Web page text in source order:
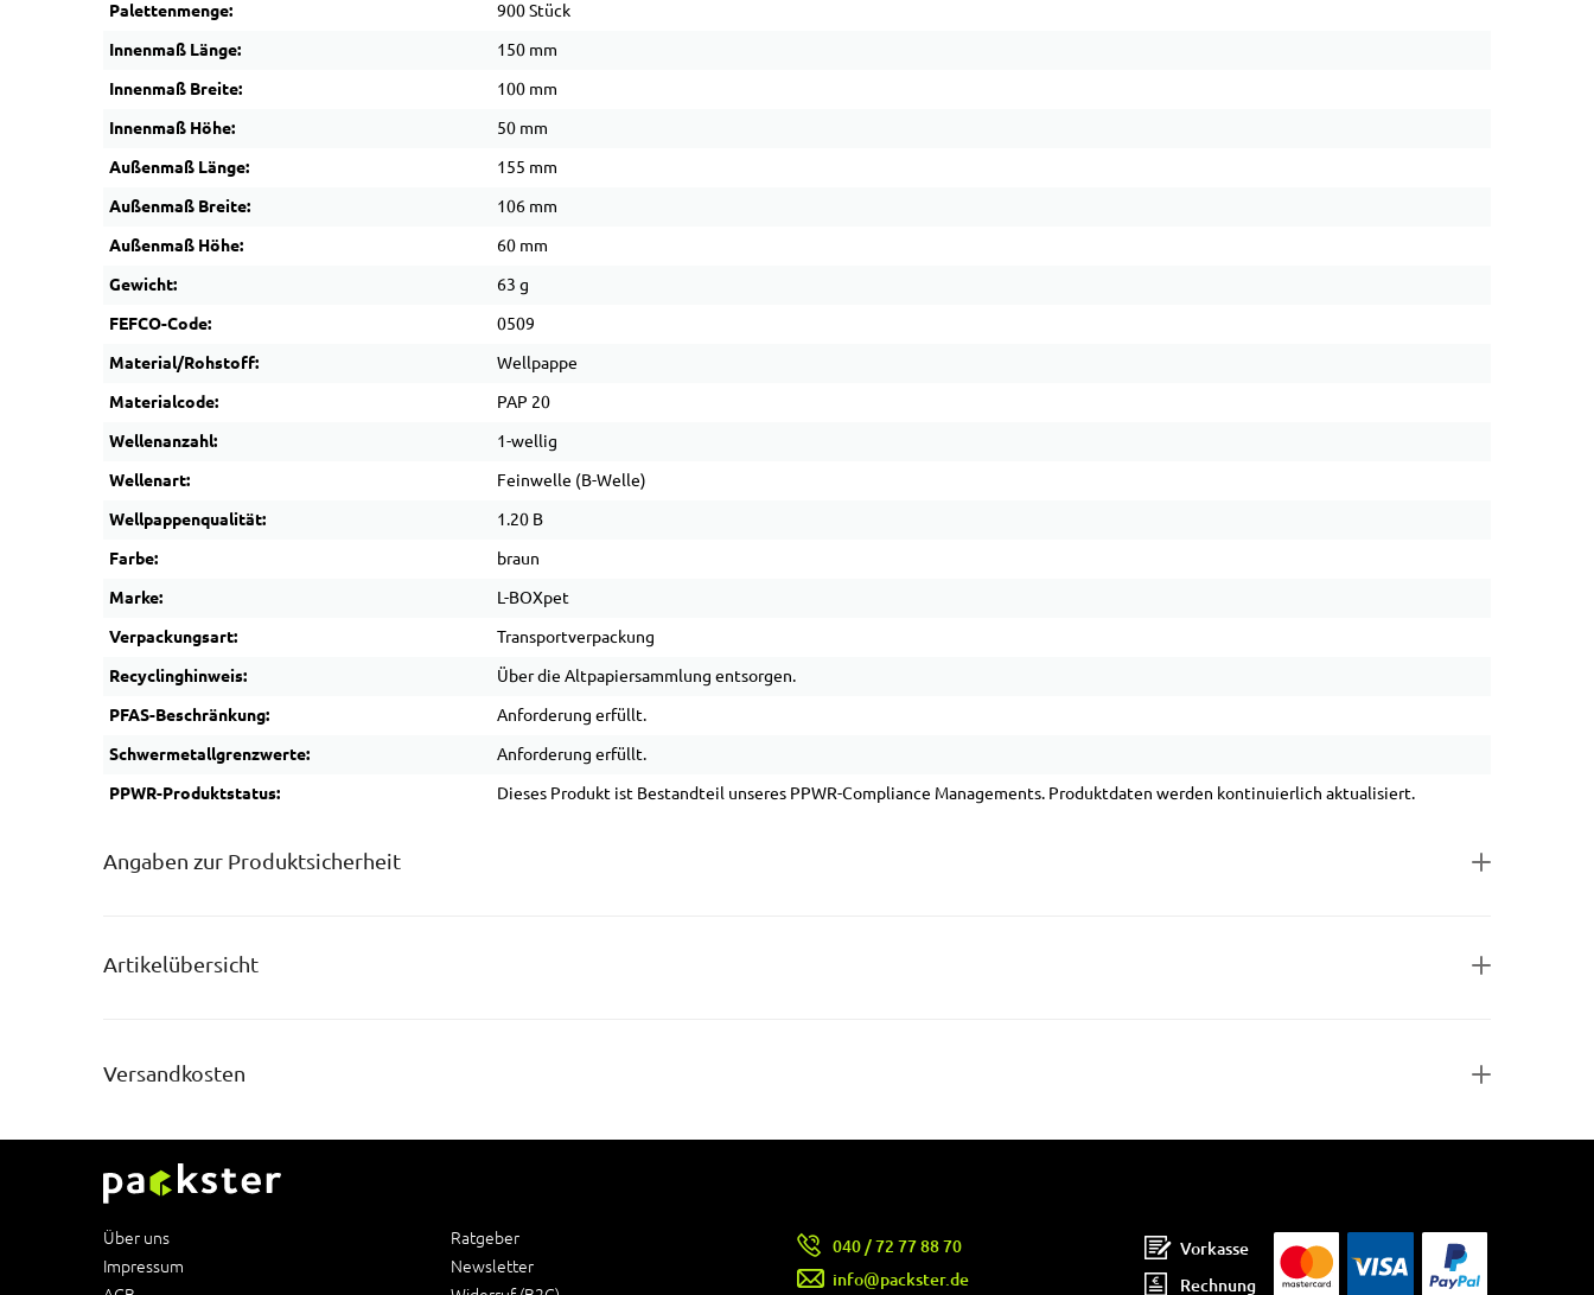
Palettenmenge: 900 Stück
Innenmaß Länge: 150 mm
Innenmaß Breite: 100 mm
Innenmaß Höhe: 50 mm
Außenmaß Länge: 155 mm
Außenmaß Breite: 106 mm
Außenmaß Höhe: 60 mm
Gewicht: 63 g
FEFCO-Code: 0509
Material/Rohstoff: Wellpappe
Materialcode: PAP 20
Wellenanzahl: 1-wellig
Wellenart: Feinwelle (B-Welle)
Wellpappenqualität: 1.20 B
Farbe: braun
Marke: L-BOXpet
Verpackungsart: Transportverpackung
Recyclinghinweis: Über die Altpapiersammlung entsorgen.
PFAS-Beschränkung: Anforderung erfüllt.
Schwermetallgrenzwerte: Anforderung erfüllt.
PPWR-Produktstatus: Dieses Produkt ist Bestandteil unseres PPWR-Compliance Managements. Produktdaten werden kontinuierlich aktualisiert.
Angaben zur Produktsicherheit
Artikelübersicht
Versandkosten
Über uns
Impressum
Ratgeber
Newsletter
040 / 72 77 88 70
info@packster.de
Vorkasse
Rechnung